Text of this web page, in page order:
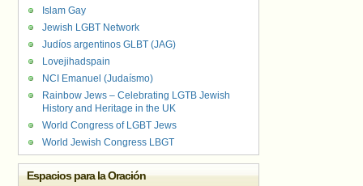
Islam Gay
Jewish LGBT Network
Judíos argentinos GLBT (JAG)
Lovejihadspain
NCI Emanuel (Judaísmo)
Rainbow Jews – Celebrating LGTB Jewish
History and Heritage in the UK
World Congress of LGBT Jews
World Jewish Congress LBGT
Espacios para la Oración